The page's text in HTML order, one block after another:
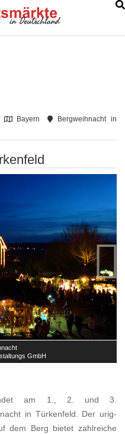
Bayern
Bergweihnacht in
GmbH

am 1., 2. und 3.
in Türkenfeld. Der urig-
dem Berg bietet zahlreiche